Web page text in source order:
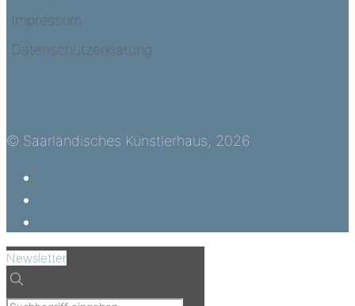
Impressum
Datenschutzerklärung
© Saarländisches Künstlerhaus, 2026
Newsletter